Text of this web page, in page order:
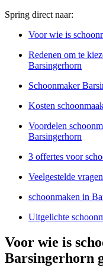
Spring direct naar:
Voor wie is
Redenen om te
Barsingerhorn
Schoonmaker
Kosten
Voordelen
Barsingerhorn
3 offertes voor
Veelgestelde
schoonmaken in
Uitgelichte
Voor wie is
Barsingerhorn